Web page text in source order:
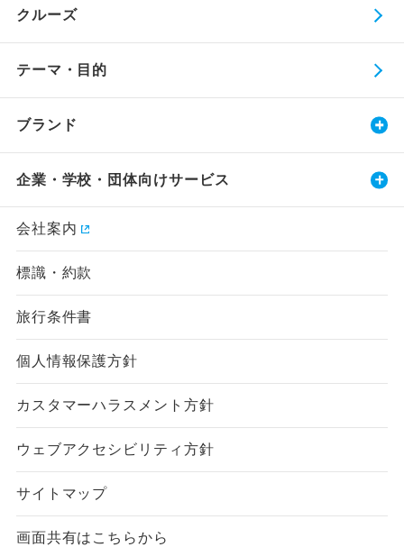
クルーズ
テーマ・目的
ブランド
企業・学校・団体向けサービス
会社案内
標識・約款
旅行条件書
個人情報保護方針
カスタマーハラスメント方針
ウェブアクセシビリティ方針
サイトマップ
画面共有はこちらから